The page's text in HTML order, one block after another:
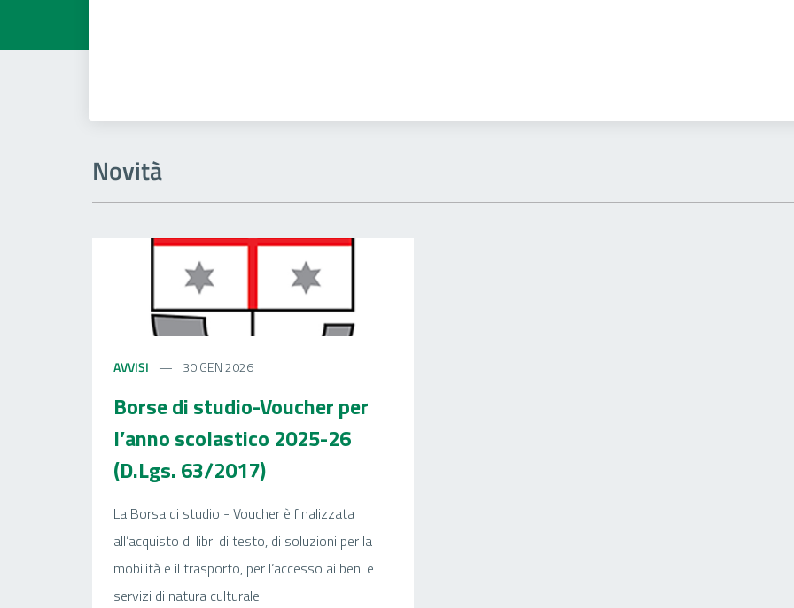
Novità
AVVISI 30 GEN 2026
Borse di studio-Voucher per
l’anno scolastico 2025-26
(D.Lgs. 63/2017)
La Borsa di studio - Voucher è finalizzata
all’acquisto di libri di testo, di soluzioni per la
mobilità e il trasporto, per l’accesso ai beni e
servizi di natura culturale